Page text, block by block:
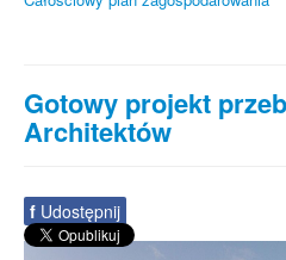
Gotowy projekt
Architektów
f Udostępnij